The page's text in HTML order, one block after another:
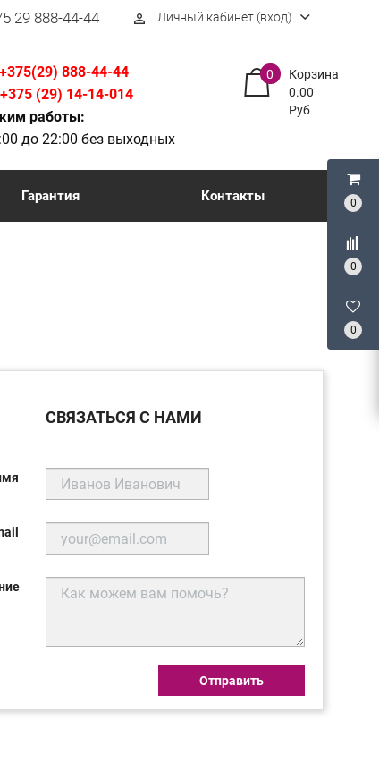
0
0
0
29 888-44-44 perm_identity Личный кабинет (вход)
+375(29) 888-44-44
+375 (29) 14-14-014
работы:
до 22:00 без выходных
Корзина
0
0.00
Руб
Гарантия Контакты
СВЯЗАТЬСЯ С НАМИ
Отправить